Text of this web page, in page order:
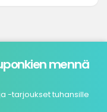
mennä
-tarjoukset tuhansille